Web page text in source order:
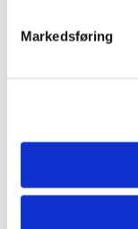
Markedsføring
Kunst, kultur